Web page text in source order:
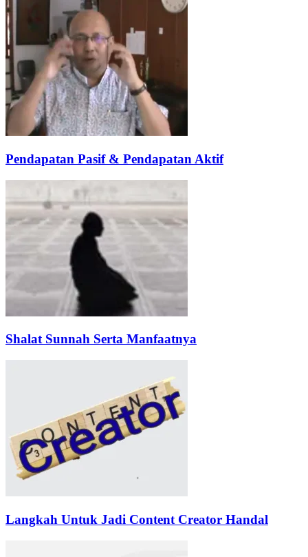
Pendapatan Pasif & Pendapatan Aktif
Shalat Sunnah Serta Manfaatnya
Langkah Untuk Jadi Content Creator Handal